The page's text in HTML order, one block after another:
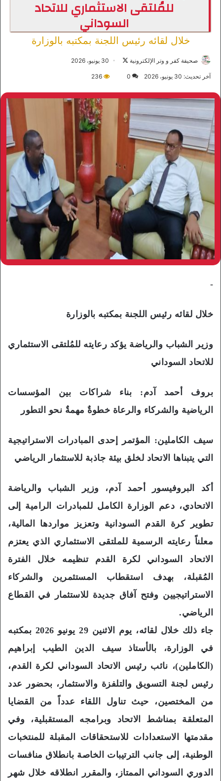
للمُلتقى الاستثماري للاتحاد
السوداني
خلال لقائه رئيس اللجنة بمكتبه بالوزارة
صحيفة كفر و وتر الإلكترونية 30 يونيو، 2026
آخر تحديث: 30 يونيو، 2026 0
236
-
خلال لقائه رئيس اللجنة بمكتبه بالوزارة
وزير الشباب والرياضة يؤكد رعايته للمُلتقى الاستثماري
للاتحاد السوداني
بروف أحمد آدم: بناء شراكات بين المؤسسات
الرياضية والشركاء والرعاة خطوةٌ مهمةٌ نحو التطور
سيف الكاملين: المؤتمر إحدى المبادرات الاستراتيجية
التي يتبناها الاتحاد لخلق بيئة جاذبة للاستثمار الرياضي
أكد البروفيسور أحمد آدم، وزير الشباب والرياضة
الاتحادي، دعم الوزارة الكامل للمبادرات الرامية إلى
تطوير كرة القدم السودانية وتعزيز مواردها المالية،
معلناً رعايته الرسمية للملتقى الاستثماري الذي يعتزم
الاتحاد السوداني لكرة القدم تنظيمه خلال الفترة
المُقبلة، بهدف استقطاب المستثمرين والشركاء
الاستراتيجيين وفتح آفاق جديدة للاستثمار في القطاع
الرياضي.
جاء ذلك خلال لقائه، يوم الاثنين 29 يونيو 2026 بمكتبه
في الوزارة، بالأستاذ سيف الدين الطيب إبراهيم
(الكاملين)، نائب رئيس الاتحاد السوداني لكرة القدم،
رئيس لجنة التسويق والتلفزة والاستثمار، بحضور عدد
من المختصين، حيث تناول اللقاء عدداً من القضايا
المتعلقة بمناشط الاتحاد وبرامجه المستقبلية، وفي
مقدمتها الاستعدادات للاستحقاقات المقبلة للمنتخبات
الوطنية، إلى جانب الترتيبات الخاصة بانطلاق منافسات
الدوري السوداني الممتاز، والمقرر انطلاقه خلال شهر